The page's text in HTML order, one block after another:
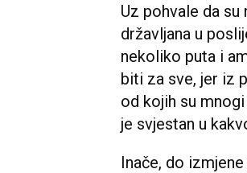
Uz pohvale da
državljana u
nekoliko puta i
biti za sve, jer iz
od kojih su
je svjestan u
Inače, do